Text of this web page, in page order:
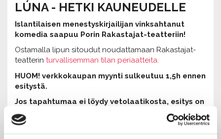
LÚNA - HETKI KAUNEUDELLE
Islantilaisen menestyskirjailijan vinksahtanut
komedia saapuu Porin Rakastajat-teatteriin!
Ostamalla lipun sitoudut noudattamaan Rakastajat-
teatterin turvallisemman tilan periaatteita.
HUOM! verkkokaupan myynti sulkeutuu 1,5h ennen
esitystä.
Jos tapahtumaa ei löydy vetolaatikosta, esitys on
loppuunvarattu.
Vapaita paikkoja voi kysellä suoraan esityksen
ovelta.